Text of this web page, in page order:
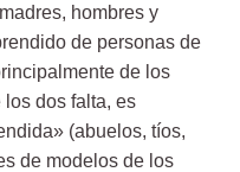
hombres y
de personas de
de los
los dos falta, es
(abuelos, tíos,
de modelos de los